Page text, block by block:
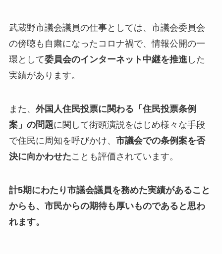
武蔵野市議会議員の仕事としては、市議会委員会
の傍聴も自粛になったコロナ禍で、情報公開の一
環として委員会のインターネット中継を推進した
実績があります。
また、 外国人住民投票に関わる「住民投票条例
案」の問題に関して街頭演説をはじめ様々な手段
で住民に周知を呼びかけ、 市議会での条例案を否
決に向かわせたことも評価されています。
計5期にわたり市議会議員を務めた実績があること
からも、市民からの期待も厚いものであると思わ
れます。